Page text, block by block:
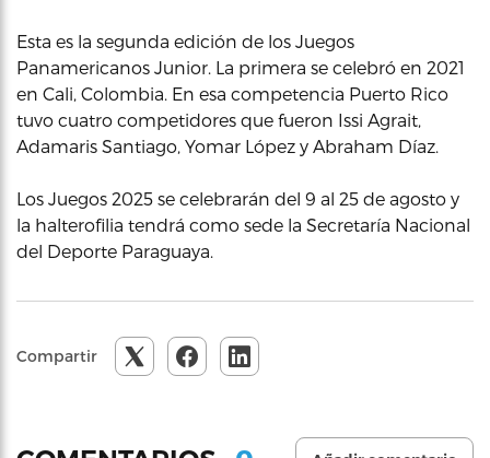
Esta es la segunda edición de los Juegos
Panamericanos Junior. La primera se celebró en 2021
en Cali, Colombia. En esa competencia Puerto Rico
tuvo cuatro competidores que fueron Issi Agrait,
Adamaris Santiago, Yomar López y Abraham Díaz.
Los Juegos 2025 se celebrarán del 9 al 25 de agosto y
la halterofilia tendrá como sede la Secretaría Nacional
del Deporte Paraguaya.
Compartir